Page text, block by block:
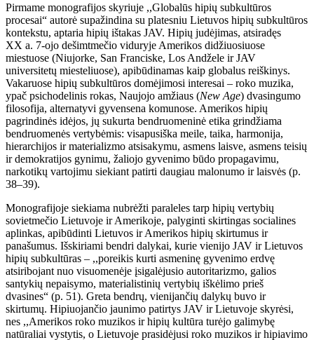
Pirmame monografijos skyriuje ,,Globalūs hipių subkultūros
procesai“ autorė supažindina su platesniu Lietuvos hipių subkultūros
kontekstu, aptaria hipių ištakas JAV. Hipių judėjimas, atsiradęs
XX a. 7-ojo dešimtmečio viduryje Amerikos didžiuosiuose
miestuose (Niujorke, San Franciske, Los Andžele ir JAV
universitetų miesteliuose), apibūdinamas kaip globalus reiškinys.
Vakaruose hipių subkultūros domėjimosi interesai – roko muzika,
ypač psichodelinis rokas, Naujojo amžiaus (New Age) dvasingumo
filosofija, alternatyvi gyvensena komunose. Amerikos hipių
pagrindinės idėjos, jų sukurta bendruomeninė etika grindžiama
bendruomenės vertybėmis: visapusiška meile, taika, harmonija,
hierarchijos ir materializmo atsisakymu, asmens laisve, asmens teisių
ir demokratijos gynimu, žaliojo gyvenimo būdo propagavimu,
narkotikų vartojimu siekiant patirti daugiau malonumo ir laisvės (p.
38–39).
Monografijoje siekiama nubrėžti paraleles tarp hipių vertybių
sovietmečio Lietuvoje ir Amerikoje, palyginti skirtingas socialines
aplinkas, apibūdinti Lietuvos ir Amerikos hipių skirtumus ir
panašumus. Išskiriami bendri dalykai, kurie vienijo JAV ir Lietuvos
hipių subkultūras – ,,poreikis kurti asmeninę gyvenimo erdvę
atsiribojant nuo visuomenėje įsigalėjusio autoritarizmo, galios
santykių nepaisymo, materialistinių vertybių iškėlimo prieš
dvasines“ (p. 51). Greta bendrų, vienijančių dalykų buvo ir
skirtumų. Hipiuojančio jaunimo patirtys JAV ir Lietuvoje skyrėsi,
nes ,,Amerikos roko muzikos ir hipių kultūra turėjo galimybę
natūraliai vystytis, o Lietuvoje prasidėjusi roko muzikos ir hipiavimo